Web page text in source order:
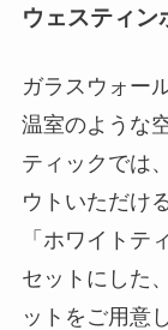
ウェスティン
ガラスウォー
温室のような
ティックでは
ウトいただけ
「ホワイトテ
セットにした
ットをご用意